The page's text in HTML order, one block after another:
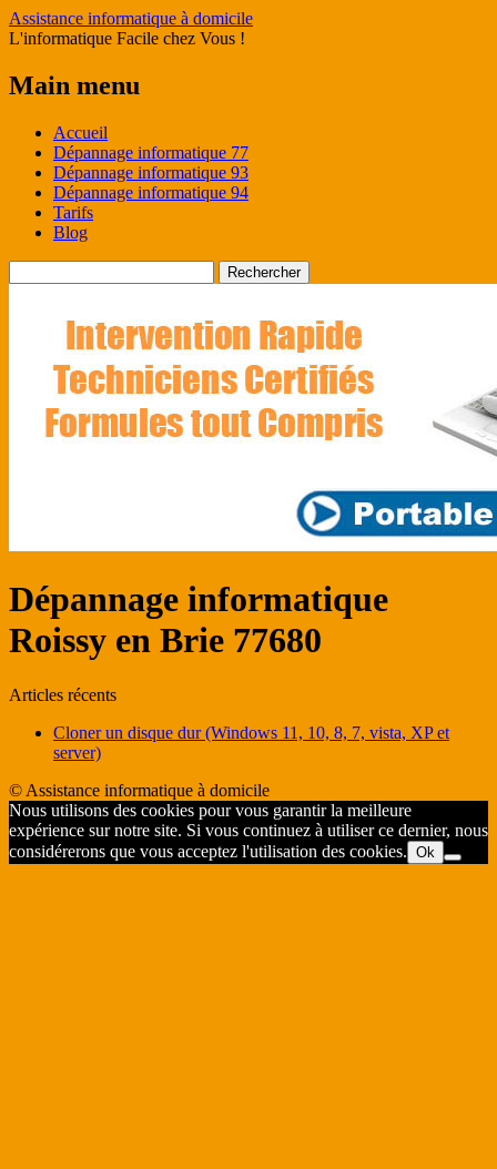
Assistance informatique à domicile
L'informatique Facile chez Vous !
Main menu
Skip
content
Accueil
Dépannage informatique 77
Dépannage informatique 93
Dépannage informatique 94
Tarifs
Blog
Dépannage informatique
Roissy en Brie 77680
Articles récents
Cloner un disque dur (Windows 11, 10, 8, 7, vista, XP et
server)
© Assistance informatique à domicile
Nous utilisons des cookies pour vous garantir la meilleure
expérience sur notre site. Si vous continuez à utiliser ce dernier, nous
considérerons que vous acceptez l'utilisation des cookies. Ok